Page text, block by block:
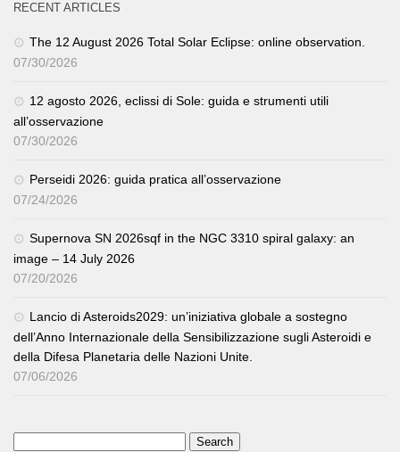
RECENT ARTICLES
The 12 August 2026 Total Solar Eclipse: online observation.
07/30/2026
12 agosto 2026, eclissi di Sole: guida e strumenti utili
all’osservazione
07/30/2026
Perseidi 2026: guida pratica all’osservazione
07/24/2026
Supernova SN 2026sqf in the NGC 3310 spiral galaxy: an
image – 14 July 2026
07/20/2026
Lancio di Asteroids2029: un’iniziativa globale a sostegno
dell’Anno Internazionale della Sensibilizzazione sugli Asteroidi e
della Difesa Planetaria delle Nazioni Unite.
07/06/2026